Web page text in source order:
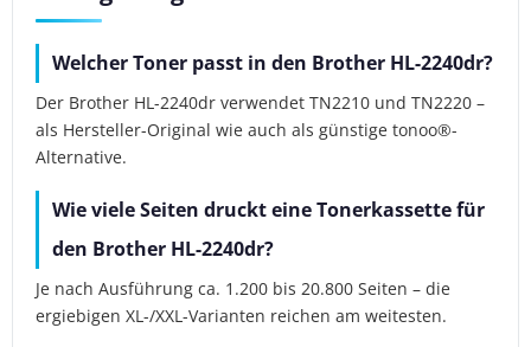
Welcher Toner passt in den Brother HL-2240dr?
Der Brother HL-2240dr verwendet TN2210 und TN2220 –
als Hersteller-Original wie auch als günstige tonoo®-
Alternative.
Wie viele Seiten druckt eine Tonerkassette für
den Brother HL-2240dr?
Je nach Ausführung ca. 1.200 bis 20.800 Seiten – die
ergiebigen XL-/XXL-Varianten reichen am weitesten.